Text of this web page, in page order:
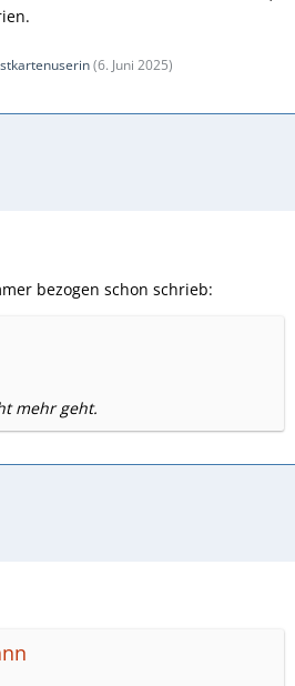
(6. Juni 2025)
bezogen schon schrieb:
mehr geht.